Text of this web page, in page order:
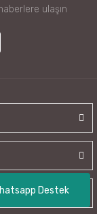
Destek
ulaşın